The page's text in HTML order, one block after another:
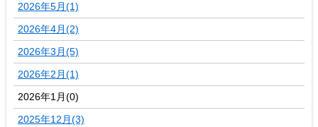
2026年5月(1)
2026年4月(2)
2026年3月(5)
2026年2月(1)
2026年1月(0)
2025年12月(3)